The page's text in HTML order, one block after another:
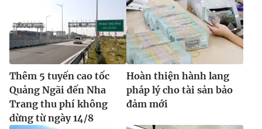
thông tin từ website này.
Thêm 5 tuyến cao tốc
Quảng Ngãi đến Nha
Trang thu phí không
dừng từ ngày 14/8
Hoàn thiện hành lang
pháp lý cho tài sản bảo
đảm mới